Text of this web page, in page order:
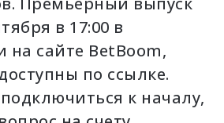
в 17:00 в
сайте BetBoom,
по ссылке.
к началу,